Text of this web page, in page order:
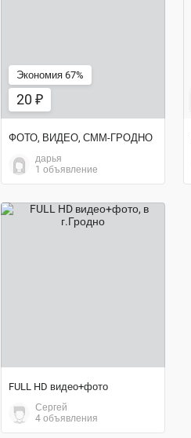
Экономия 67%
20 ₽
ФОТО, ВИДЕО, СММ-ГРОДНО
дарья
1 объявление
FULL HD видео+фото
Сергей
4 объявления